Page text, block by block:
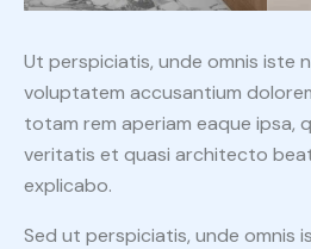
Ut perspiciatis, unde omnis iste
voluptatem accusantium
totam rem aperiam eaque ipsa,
veritatis et quasi architecto
explicabo.
Sed ut perspiciatis, unde omnis